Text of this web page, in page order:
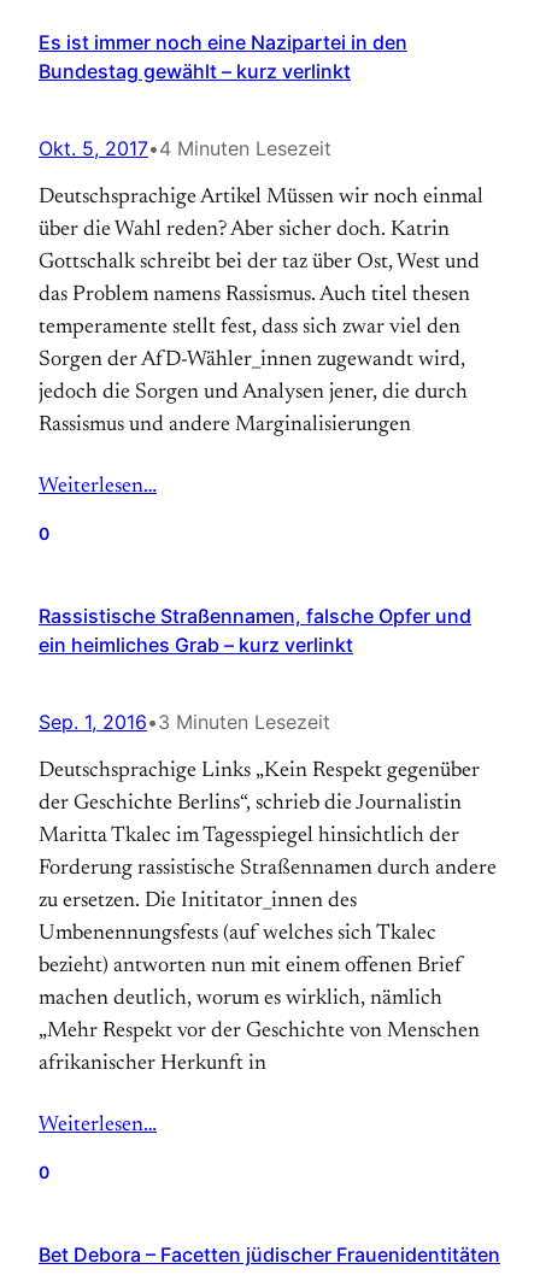
Es ist immer noch eine Nazipartei in den
Bundestag gewählt – kurz verlinkt
Okt. 5, 2017•4 Minuten Lesezeit
Deutschsprachige Artikel Müssen wir noch einmal
über die Wahl reden? Aber sicher doch. Katrin
Gottschalk schreibt bei der taz über Ost, West und
das Problem namens Rassismus. Auch titel thesen
temperamente stellt fest, dass sich zwar viel den
Sorgen der AfD-Wähler_innen zugewandt wird,
jedoch die Sorgen und Analysen jener, die durch
Rassismus und andere Marginalisierungen
Weiterlesen…
0
Rassistische Straßennamen, falsche Opfer und
ein heimliches Grab – kurz verlinkt
Sep. 1, 2016•3 Minuten Lesezeit
Deutschsprachige Links „Kein Respekt gegenüber
der Geschichte Berlins“, schrieb die Journalistin
Maritta Tkalec im Tagesspiegel hinsichtlich der
Forderung rassistische Straßennamen durch andere
zu ersetzen. Die Inititator_innen des
Umbenennungsfests (auf welches sich Tkalec
bezieht) antworten nun mit einem offenen Brief
machen deutlich, worum es wirklich, nämlich
„Mehr Respekt vor der Geschichte von Menschen
afrikanischer Herkunft in
Weiterlesen…
0
Bet Debora – Facetten jüdischer Frauenidentitäten